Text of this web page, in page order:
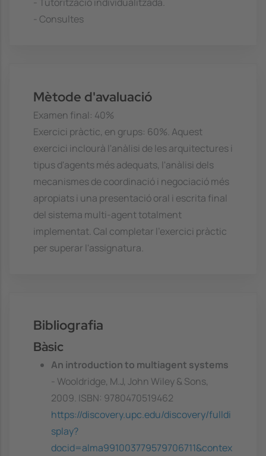
- Tutorització individualitzada.
- Consultes
Mètode d'avaluació
Examen final: 40%
Exercici pràctic, en grups: 60%. Aquest
exercici inclourà l'anàlisi de les arquitectures i
tipus d'agents més adequats, l'anàlisi dels
mecanismes de coordinació i negociació més
apropiats i una presentació oral i escrita final
del sistema multi-agent totalment
implementat. Cal completar l'exercici pràctic
per superar l'assignatura.
Bibliografia
Bàsic
An introduction to multiagent systems
- Wooldridge, M.J, John Wiley & Sons,
2009. ISBN: 9780470519462
https://discovery.upc.edu/discovery/fulldi
splay?
docid=alma991003779579706711&contex